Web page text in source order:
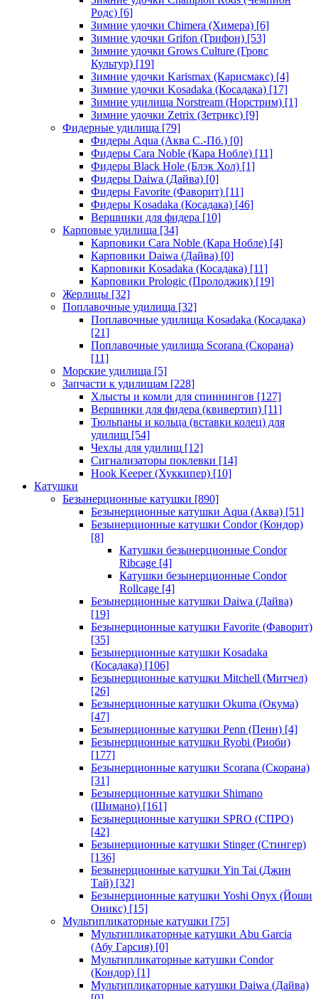
Родс) [6]
Зимние удочки Chimera (Химера) [6]
Зимние удочки Grifon (Грифон) [53]
Зимние удочки Grows Culture (Гровс
Культур) [19]
Зимние удочки Karismax (Карисмакс) [4]
Зимние удочки Kosadaka (Косадака) [17]
Зимние удилища Norstream (Норстрим) [1]
Зимние удочки Zetrix (Зетрикс) [9]
Фидерные удилища [79]
Фидеры Aqua (Аква С.-Пб.) [0]
Фидеры Cara Noble (Кара Нобле) [11]
Фидеры Black Hole (Блэк Хол) [1]
Фидеры Daiwa (Дайва) [0]
Фидеры Favorite (Фаворит) [11]
Фидеры Kosadaka (Косадака) [46]
Вершинки для фидера [10]
Карповые удилища [34]
Карповики Cara Noble (Кара Нобле) [4]
Карповики Daiwa (Дайва) [0]
Карповики Kosadaka (Косадака) [11]
Карповики Prologic (Пролоджик) [19]
Жерлицы [32]
Поплавочные удилища [32]
Поплавочные удилища Kosadaka (Косадака)
[21]
Поплавочные удилища Scorana (Скорана)
[11]
Морские удилища [5]
Запчасти к удилищам [228]
Хлысты и комли для спиннингов [127]
Вершинки для фидера (квивертип) [11]
Тюльпаны и кольца (вставки колец) для
удилищ [54]
Чехлы для удилищ [12]
Сигнализаторы поклевки [14]
Hook Keeper (Хуккипер) [10]
Катушки
Безынерционные катушки [890]
Безынерционные катушки Aqua (Аква) [51]
Безынерционные катушки Condor (Кондор)
[8]
Катушки безынерционные Condor
Ribcage [4]
Катушки безынерционные Condor
Rollcage [4]
Безынерционные катушки Daiwa (Дайва)
[19]
Безынерционные катушки Favorite (Фаворит)
[35]
Безынерционные катушки Kosadaka
(Косадака) [106]
Безынерционные катушки Mitchell (Митчел)
[26]
Безынерционные катушки Okuma (Окума)
[47]
Безынерционные катушки Penn (Пенн) [4]
Безынерционные катушки Ryobi (Риоби)
[177]
Безынерционные катушки Scorana (Скорана)
[31]
Безынерционные катушки Shimano
(Шимано) [161]
Безынерционные катушки SPRO (СПРО)
[42]
Безынерционные катушки Stinger (Стингер)
[136]
Безынерционные катушки Yin Tai (Джин
Тай) [32]
Безынерционные катушки Yoshi Onyx (Йоши
Оникс) [15]
Мультипликаторные катушки [75]
Мультипликаторные катушки Abu Garcia
(Абу Гарсия) [0]
Мультипликаторные катушки Condor
(Кондор) [1]
Мультипликаторные катушки Daiwa (Дайва)